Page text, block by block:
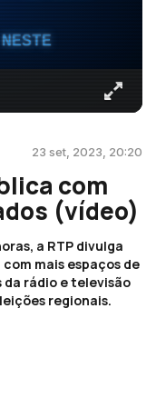
23 set, 2023, 20:20
com
(vídeo)
a RTP divulga
mais espaços de
da rádio e televisão
regionais.